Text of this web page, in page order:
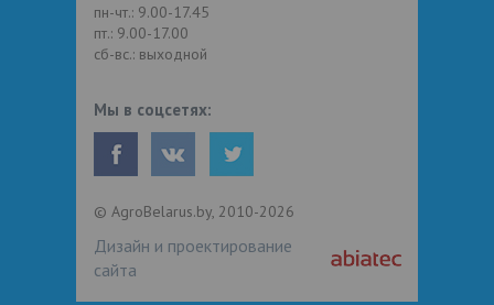
пн-чт.: 9.00-17.45
пт.: 9.00-17.00
сб-вс.: выходной
Мы в соцсетях:
© AgroBelarus.by, 2010-2026
Дизайн и проектирование
сайта